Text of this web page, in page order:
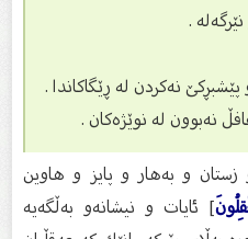
و بەهار و پایز و هاوین
] ئایات و نیشانەو بەڵگەیە